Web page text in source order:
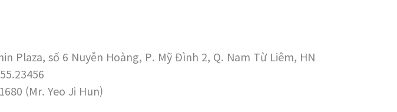
Plaza, số 6 Nuyễn Hoàng, P. Mỹ Đình 2, Q. Nam Từ Liêm, HN
(Mr. Yeo Ji Hun)